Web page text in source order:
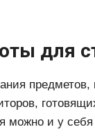
для
можно и у